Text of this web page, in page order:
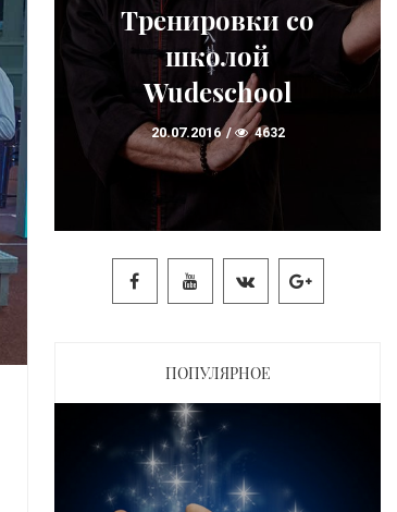
изучение
детского ушу со
школой
Wudeschool
ПОПУЛЯРНОЕ